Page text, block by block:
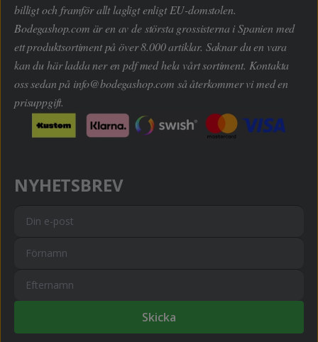
billigt och framför allt lagligt enligt EU-domstolen.
Bodegashop.com är en av de största grossisterna i Spanien med
ett produktsortiment på över 8.000 artiklar. Saknar du en vara
kan du här ladda ner en pdf med hela vårt sortiment. Kontakta
oss sedan på info@bodegashop.com så återkommer vi med en
prisuppgift.
NYHETSBREV
Skicka